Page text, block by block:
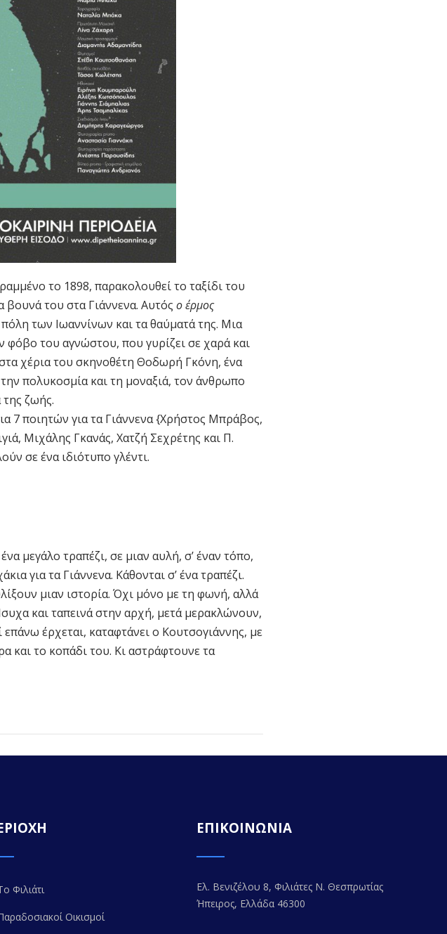
το 1898, παρακολουθεί το ταξίδι του
βουνά του στα Γιάννενα. Αυτός ο έρμος
των Ιωαννίνων και τα θαύματά της. Μια
φόβο του αγνώστου, που γυρίζει σε χαρά και
χέρια του σκηνοθέτη Θοδωρή Γκόνη, ένα
πολυκοσμία και τη μοναξιά, τον άνθρωπο
της ζωής.
7 ποιητών για τα Γιάννενα {Χρήστος Μπράβος,
Μιχάλης Γκανάς, Χατζή Σεχρέτης και Π.
σε ένα ιδιότυπο γλέντι.
μεγάλο τραπέζι, σε μιαν αυλή, σ’ έναν τόπο,
για τα Γιάννενα. Κάθονται σ’ ένα τραπέζι.
μιαν ιστορία. Όχι μόνο με τη φωνή, αλλά
και ταπεινά στην αρχή, μετά μερακλώνουν,
έρχεται, καταφτάνει ο Κουτσογιάννης, με
και το κοπάδι του. Κι αστράφτουνε τα
Φιλιάτι
Οικισμοί
ΕΠΙΚΟΙΝΩΝΙΑ
Ελ. Βενιζέλου 8, Φιλιάτες Ν. Θεσπρωτίας
Ήπειρος, Ελλάδα 46300